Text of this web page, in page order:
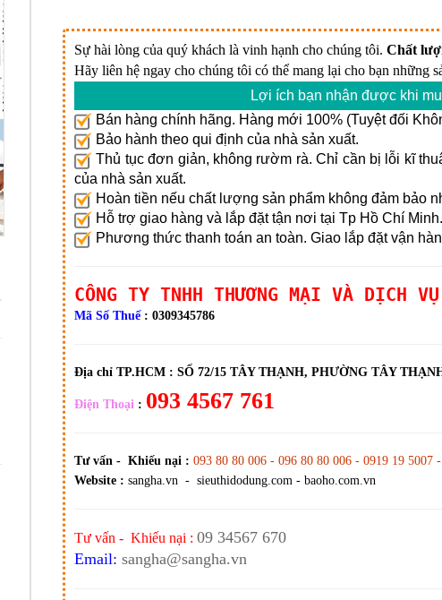
Sự hài lòng của quý khách là vinh hạnh cho chúng tôi. Chất
Hãy liên hệ ngay cho chúng tôi có thể mang lại cho bạn những
Lợi ích bạn nhận được khi
Bán hàng chính hãng. Hàng mới 100% (Tuyệt đối
Bảo hành theo qui định của nhà sản xuất.
Thủ tục đơn giản, không rườm rà. Chỉ cần bị lỗi kĩ
của nhà sản xuất.
Hoàn tiền nếu chất lượng sản phẩm không đảm bảo
Hỗ trợ giao hàng và lắp đặt tận nơi tại Tp Hồ Chí Minh.
Phương thức thanh toán an toàn. Giao lắp đặt vận
CÔNG TY TNHH THƯƠNG MẠI VÀ DỊCH
Mã Số Thuế : 0309345786
Địa chỉ TP.HCM : SỐ 72/15 TÂY THẠNH, PHƯỜNG TÂY
Điện Thoại : 093 4567 761
Tư vấn - Khiếu nại : 093 80 80 006 - 096 80 80 006 - 0919 19 5007
Website : sangha.vn - sieuthidodung.com - baoho.com.vn
Tư vấn - Khiếu nại : 09 34567 670
Email: sangha@sangha.vn